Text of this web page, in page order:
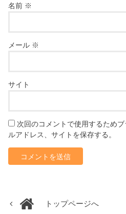
名前 ※
メール ※
サイト
次回のコメントで使用するため
ルアドレス、サイトを保存する。
トップページへ